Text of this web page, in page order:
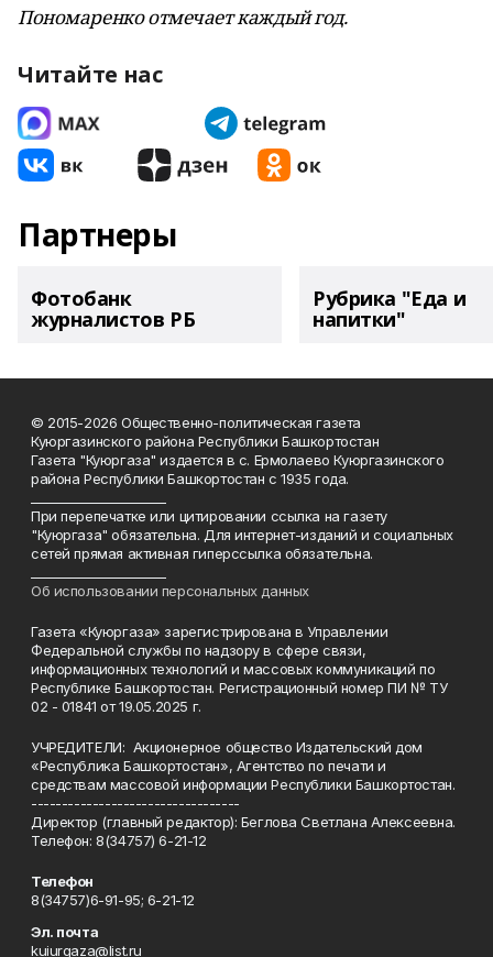
Пономаренко отмечает каждый год.
Читайте нас
Партнеры
Фотобанк
журналистов РБ
Рубрика "Еда и
напитки"
© 2015-2026 Общественно-политическая газета
Куюргазинского района Республики Башкортостан
Газета "Куюргаза" издается в с. Ермолаево Куюргазинского
района Республики Башкортостан с 1935 года.
При перепечатке или цитировании ссылка на газету
"Куюргаза" обязательна. Для интернет-изданий и социальных
сетей прямая активная гиперссылка обязательна.
Об использовании персональных данных
Газета «Куюргаза» зарегистрирована в Управлении
Федеральной службы по надзору в сфере связи,
информационных технологий и массовых коммуникаций по
Республике Башкортостан. Регистрационный номер ПИ № ТУ
02 - 01841 от 19.05.2025 г.
УЧРЕДИТЕЛИ: Акционерное общество Издательский дом
«Республика Башкортостан», Агентство по печати и
средствам массовой информации Республики Башкортостан.
----------------------------------
Директор (главный редактор): Беглова Светлана Алексеевна.
Телефон: 8(34757) 6-21-12
Телефон
8(34757)6-91-95; 6-21-12
Эл. почта
kuiurgaza@list.ru